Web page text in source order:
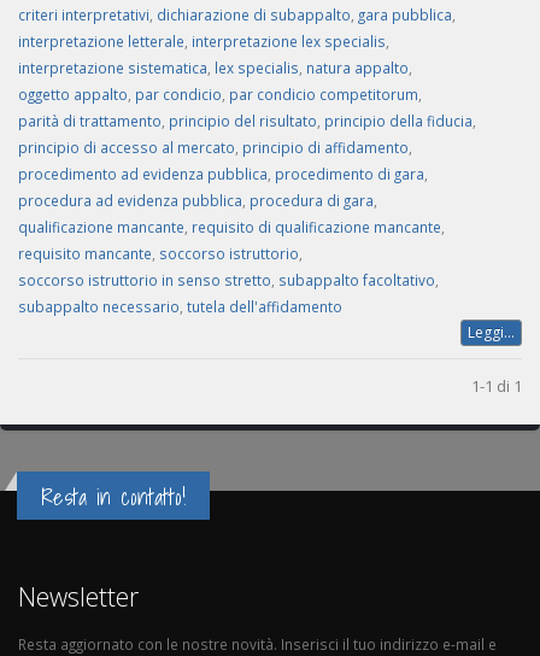
criteri interpretativi dichiarazione di subappalto gara pubblica
interpretazione letterale interpretazione lex specialis
interpretazione sistematica lex specialis natura appalto
oggetto appalto par condicio par condicio competitorum
parità di trattamento principio del risultato principio della fiducia
principio di accesso al mercato principio di affidamento
procedimento ad evidenza pubblica procedimento di gara
procedura ad evidenza pubblica procedura di gara
qualificazione mancante requisito di qualificazione mancante
requisito mancante soccorso istruttorio
soccorso istruttorio in senso stretto subappalto facoltativo
subappalto necessario tutela dell'affidamento
Leggi...
1-1 di 1
Resta in contatto!
Newsletter
Resta aggiornato con le nostre novità. Inserisci il tuo indirizzo e-mail e